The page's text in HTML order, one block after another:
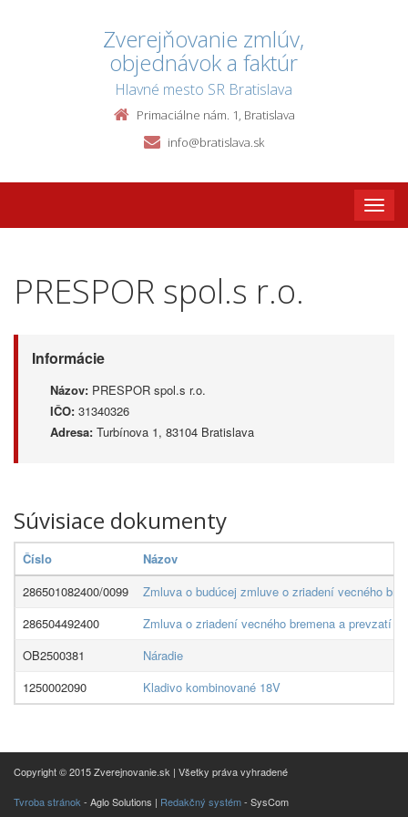
Zverejňovanie zmlúv,
objednávok a faktúr
Hlavné mesto SR Bratislava
Primaciálne nám. 1, Bratislava
info@bratislava.sk
Toggle
PRESPOR spol.s r.o.
Informácie
Názov: PRESPOR spol.s r.o.
IČO: 31340326
Adresa: Turbínova 1, 83104 Bratislava
Súvisiace dokumenty
Číslo
Názov
286501082400/0099
Zmluva o budúcej zmluve o zriadení vecného
286504492400
Zmluva o zriadení vecného bremena a prevzatí
OB2500381
Náradie
1250002090
Kladivo kombinované 18V
Copyright © 2015 Zverejnovanie.sk | Všetky práva vyhradené
Tvroba stránok - Aglo Solutions | Redakčný systém- SysCom